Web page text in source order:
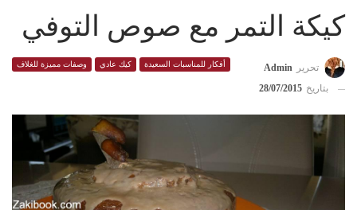
كيكة التمر مع صوص التوفي
أفكار للمناسبات السعيدة كيك عادي وصفات مميزة للغلاف تحرير
Admin
بتاريخ 28/07/2015